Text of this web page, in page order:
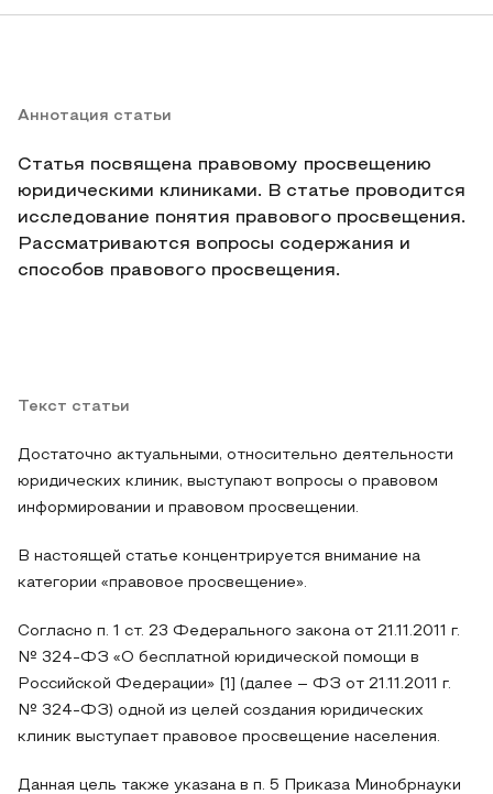
Аннотация статьи
Статья посвящена правовому просвещению
юридическими клиниками. В статье проводится
исследование понятия правового просвещения.
Рассматриваются вопросы содержания и
способов правового просвещения.
Текст статьи
Достаточно актуальными, относительно деятельности
юридических клиник, выступают вопросы о правовом
информировании и правовом просвещении.
В настоящей статье концентрируется внимание на
категории «правовое просвещение».
Согласно п. 1 ст. 23 Федерального закона от 21.11.2011 г.
№ 324-ФЗ «О бесплатной юридической помощи в
Российской Федерации» [1] (далее – ФЗ от 21.11.2011 г.
№ 324-ФЗ) одной из целей создания юридических
клиник выступает правовое просвещение населения.
Данная цель также указана в п. 5 Приказа Минобрнауки